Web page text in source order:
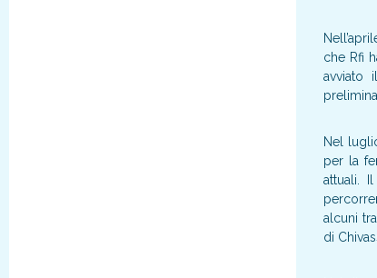
che Rfi
avviato
Nel
per la
attuali.
alcuni
di